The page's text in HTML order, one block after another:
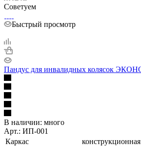
Советуем
Быстрый просмотр
Пандус для инвалидных колясок
В наличии: много
Арт.: ИП-001
Каркас